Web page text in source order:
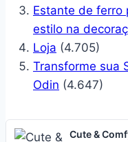
Estante de ferro
estilo na
Loja (4.705)
Transforme sua
Odin (4.647)
Cute &